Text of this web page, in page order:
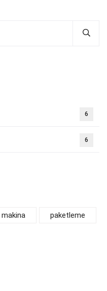
6
6
makina paketleme